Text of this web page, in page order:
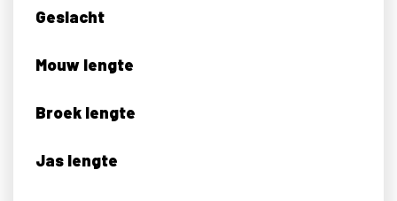
Geslacht
Mouw lengte
Broek lengte
Jas lengte